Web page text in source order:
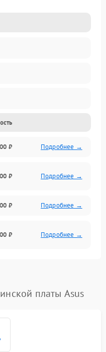
₽ Подробнее →
₽ Подробнее →
₽ Подробнее →
₽ Подробнее →
платы Asus